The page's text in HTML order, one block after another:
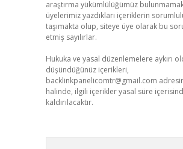
araştırma yükümlülüğümüz
üyelerimiz yazdıkları içeriklerin
taşımakta olup, siteye üye olarak bu
etmiş sayılırlar.
Hukuka ve yasal düzenlemelere aykırı
düşündüğünüz içerikleri,
backlinkpanelicomtr@gmail.com
halinde, ilgili içerikler yasal süre
kaldırılacaktır.